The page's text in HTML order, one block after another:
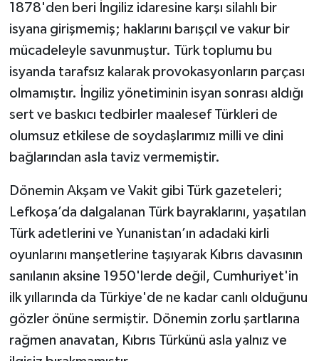
1878'den beri İngiliz idaresine karşı silahlı bir
isyana girişmemiş; haklarını barışçıl ve vakur bir
mücadeleyle savunmuştur. Türk toplumu bu
isyanda tarafsız kalarak provokasyonların parçası
olmamıştır. İngiliz yönetiminin isyan sonrası aldığı
sert ve baskıcı tedbirler maalesef Türkleri de
olumsuz etkilese de soydaşlarımız milli ve dini
bağlarından asla taviz vermemiştir.
Dönemin Akşam ve Vakit gibi Türk gazeteleri;
Lefkoşa’da dalgalanan Türk bayraklarını, yaşatılan
Türk adetlerini ve Yunanistan’ın adadaki kirli
oyunlarını manşetlerine taşıyarak Kıbrıs davasının
sanılanın aksine 1950'lerde değil, Cumhuriyet'in
ilk yıllarında da Türkiye'de ne kadar canlı olduğunu
gözler önüne sermiştir. Dönemin zorlu şartlarına
rağmen anavatan, Kıbrıs Türkünü asla yalnız ve